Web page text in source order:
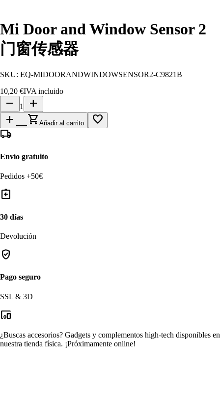
Mi Door and Window Sensor 2
门窗传感器
SKU: EQ-MIDOORANDWINDOWSENSOR2-C9821B
10,20 €IVA incluido
remove 1
add
add_shopping_cart Añadir al carrito
favorite_border
local_shipping
Envío gratuito
Pedidos +50€
assignment_return
30 días
Devolución
verified_user
Pago seguro
SSL & 3D
devices_other
¿Buscas accesorios? Gadgets y complementos high-tech disponibles en
nuestra tienda física. ¡Próximamente online!